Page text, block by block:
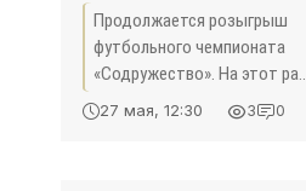
Продолжается розыгрыш
футбольного чемпионата
«Содружество». На этот раз
два матча за неделю
предстояло сыграть
27 мая, 12:30 3 0